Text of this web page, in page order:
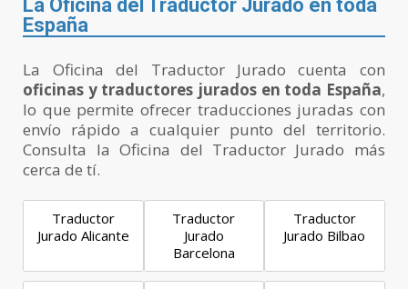
La Oficina del Traductor Jurado en toda
España
La Oficina del Traductor Jurado cuenta con
oficinas y traductores jurados en toda España,
lo que permite ofrecer traducciones juradas con
envío rápido a cualquier punto del territorio.
Consulta la Oficina del Traductor Jurado más
cerca de tí.
Traductor
Jurado Alicante
Traductor
Jurado
Barcelona
Traductor
Jurado Bilbao